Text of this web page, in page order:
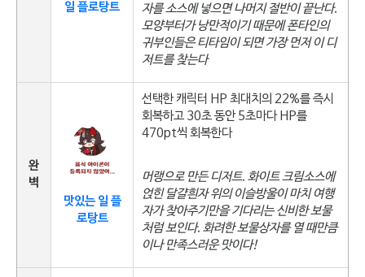
일 플로탕트
자를 소스에 넣으면 나머지 절반이 끝난다.
모양부터가 낭만적이기 때문에 폰타인의
귀부인들은 티타임이 되면 가장 먼저 이 디
저트를 찾는다
완
벽
맛있는 일 플
로탕트
선택한 캐릭터 HP 최대치의 22%를 즉시
회복하고 30초 동안 5초마다 HP를
470pt씩 회복한다
머랭으로 만든 디저트. 화이트 크림소스에
얹힌 달걀흰자 위의 이슬방울이 마치 여행
자가 찾아주기만을 기다리는 신비한 보물
처럼 보인다. 화려한 보물상자를 열 때만큼
이나 만족스러운 맛이다!